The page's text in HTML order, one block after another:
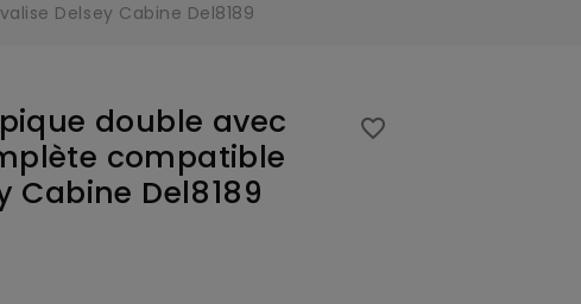
Delsey Cabine Del8189
double avec
compatible
Cabine Del8189
favorite_border